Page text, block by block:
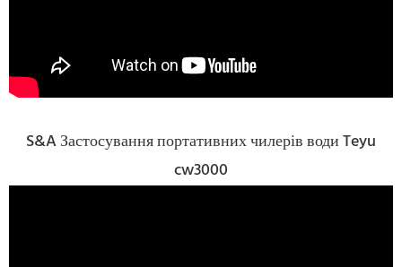
S&A Застосування портативних чилерів води Teyu
cw3000